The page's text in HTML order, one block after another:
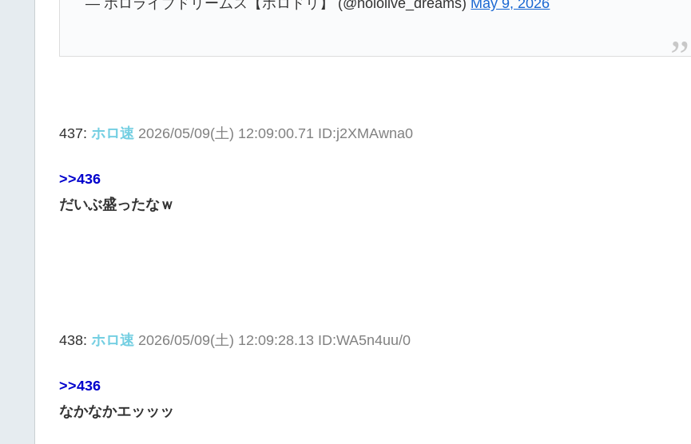
437: ホロ速 2026/05/09(土) 12:09:00.71 ID:j2XMAwna0
>>436
だいぶ盛ったなｗ
438: ホロ速 2026/05/09(土) 12:09:28.13 ID:WA5n4uu/0
>>436
なかなかエッッッ